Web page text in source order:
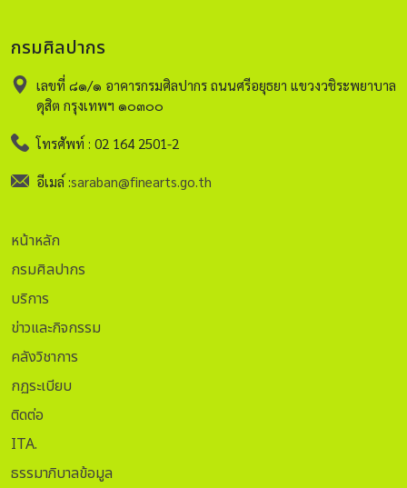
กรมศิลปากร
เลขที่ ๘๑/๑ อาคารกรมศิลปากร ถนนศรีอยุธยา แขวงวชิระพยาบาล
ดุสิต กรุงเทพฯ ๑๐๓๐๐
โทรศัพท์ : 02 164 2501-2
อีเมล์ :saraban@finearts.go.th
หน้าหลัก
กรมศิลปากร
บริการ
ข่าวและกิจกรรม
คลังวิชาการ
กฏระเบียบ
ติดต่อ
ITA.
ธรรมาภิบาลข้อมูล